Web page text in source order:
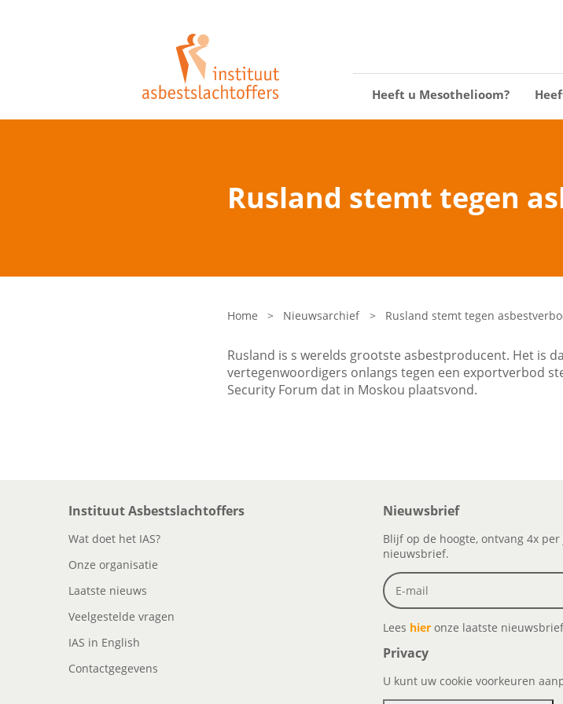
Heeft u Mesothelioom?
Rusland stemt tegen
Home > Nieuwsarchief > Rusland stemt tegen
Rusland is s werelds grootste asbestproducent. Het is
vertegenwoordigers onlangs tegen een exportverbod
Security Forum dat in Moskou plaatsvond.
Instituut Asbestslachtoffers
Wat doet het IAS?
Onze organisatie
Laatste nieuws
Veelgestelde vragen
IAS in English
Contactgegevens
Nieuwsbrief
Blijf op de hoogte, ontvang 4x per
nieuwsbrief.
Lees hier onze laatste
Privacy
U kunt uw cookie voorkeuren